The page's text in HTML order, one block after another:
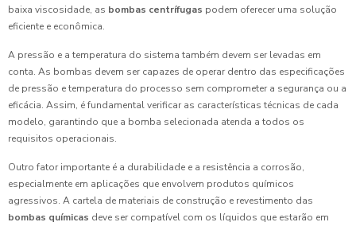
baixa viscosidade, as bombas centrífugas podem oferecer uma solução
eficiente e econômica.
A pressão e a temperatura do sistema também devem ser levadas em
conta. As bombas devem ser capazes de operar dentro das especificações
de pressão e temperatura do processo sem comprometer a segurança ou a
eficácia. Assim, é fundamental verificar as características técnicas de cada
modelo, garantindo que a bomba selecionada atenda a todos os
requisitos operacionais.
Outro fator importante é a durabilidade e a resistência a corrosão,
especialmente em aplicações que envolvem produtos químicos
agressivos. A cartela de materiais de construção e revestimento das
bombas químicas deve ser compatível com os líquidos que estarão em